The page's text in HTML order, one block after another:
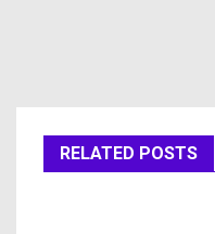
RELATED POSTS